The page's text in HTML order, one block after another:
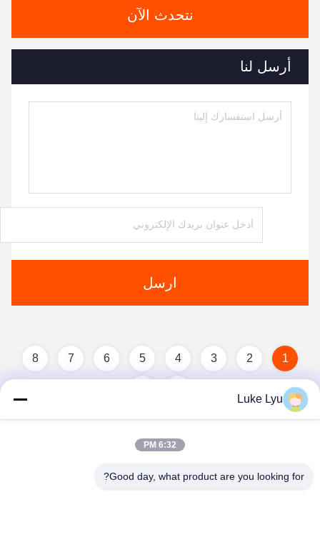
نتحدث الآن
أرسل لنا
ارسل
1
2
3
4
5
6
7
8
Luke Lyu
6:32 PM
Good day, what product are you looking for?